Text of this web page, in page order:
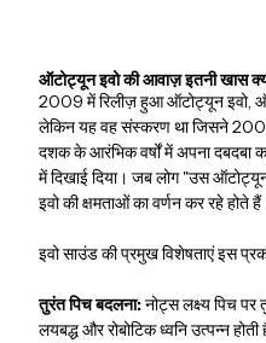
ऑटोट्यून इवो की आवाज़ इतनी खास
2009 में रिलीज़ हुआ ऑटोट्यून इवो,
लेकिन यह वह संस्करण था जिसने
दशक के आरंभिक वर्षों में अपना दबदबा
में दिखाई दिया। जब लोग "उस
इवो की क्षमताओं का वर्णन कर रहे होते
इवो ​​साउंड की प्रमुख विशेषताएं इस
तुरंत पिच बदलना:नोट्स लक्ष्य पिच पर
लयबद्ध और रोबोटिक ध्वनि उत्पन्न